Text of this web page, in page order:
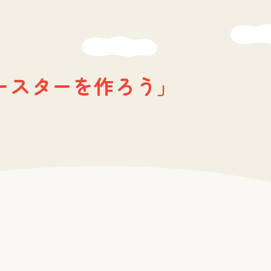
ターを作ろう」